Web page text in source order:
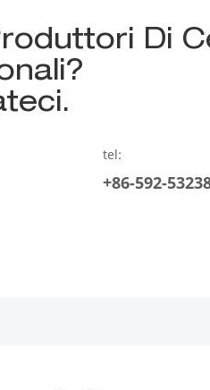
Di
tel:
+86-592-